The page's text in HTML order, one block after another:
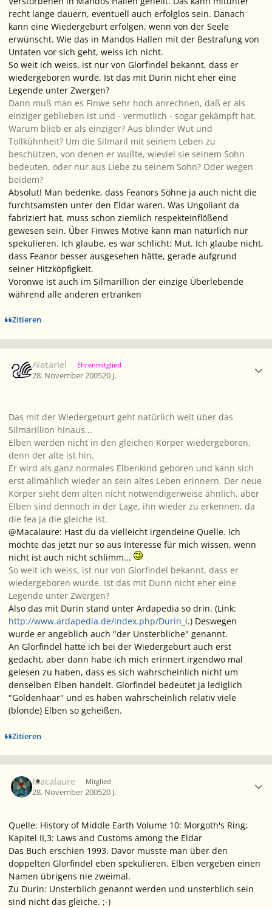
recht lange dauern, eventuell auch erfolglos sein. Danach
kann eine Wiedergeburt erfolgen, wenn von der Seele
erwünscht. Wie das in Mandos Hallen mit der Bestrafung von
Untaten vor sich geht, weiss ich nicht.
So weit ich weiss, ist nur von Glorfindel bekannt, dass er
wiedergeboren wurde. Ist das mit Durin nicht eher eine
Legende unter Zwergen?
Dann muß man es Finwe sehr hoch anrechnen, daß er als
einziger geblieben ist und - vermutlich - sogar gekämpft hat.
Warum blieb er als einziger? Aus blinder Wut und
Tollkühnheit? Um die Silmaril mit seinem Leben zu
beschützen, von denen er wußte, wieviel sie seinem Sohn
bedeuten, oder nur aus Liebe zu seinem Sohn? Oder wegen
beidem?
Absolut! Man bedenke, dass Feanors Söhne ja auch nicht die
furchtsamsten unter den Eldar waren. Was Ungoliant da
fabriziert hat, muss schon ziemlich respekteinflößend
gewesen sein. Über Finwes Motive kann man natürlich nur
spekulieren. Ich glaube, es war schlicht: Mut. Ich glaube nicht,
dass Feanor besser ausgesehen hätte, gerade aufgrund
seiner Hitzköpfigkeit.
Voronwe ist auch im Silmarillion der einzige Überlebende
während alle anderen ertranken
Zitieren
Alatariel Ehrenmitglied
28. November 200520 J.
Das mit der Wiedergeburt geht natürlich weit über das
Silmarillion hinaus...
Elben werden nicht in den gleichen Körper wiedergeboren,
denn der alte ist hin.
Er wird als ganz normales Elbenkind geboren und kann sich
erst allmählich wieder an sein altes Leben erinnern. Der neue
Körper sieht dem alten nicht notwendigerweise ähnlich, aber
Elben sind dennoch in der Lage, ihn wieder zu erkennen, da
die fea ja die gleiche ist.
@Macalaure: Hast du da vielleicht irgendeine Quelle. Ich
möchte das jetzt nur so aus Interesse für mich wissen, wenn
nicht ist auch nicht schlimm...
So weit ich weiss, ist nur von Glorfindel bekannt, dass er
wiedergeboren wurde. Ist das mit Durin nicht eher eine
Legende unter Zwergen?
Also das mit Durin stand unter Ardapedia so drin. (Link:
http://www.ardapedia.de/index.php/Durin_I.) Deswegen
wurde er angeblich auch "der Unsterbliche" genannt.
An Glorfindel hatte ich bei der Wiedergeburt auch erst
gedacht, aber dann habe ich mich erinnert irgendwo mal
gelesen zu haben, dass es sich wahrscheinlich nicht um
denselben Elben handelt. Glorfindel bedeutet ja lediglich
"Goldenhaar" und es haben wahrscheinlich relativ viele
(blonde) Elben so geheißen.
Zitieren
Macalaure Mitglied
28. November 200520 J.
Quelle: History of Middle Earth Volume 10: Morgoth's Ring;
Kapitel II,3: Laws and Customs among the Eldar
Das Buch erschien 1993. Davor musste man über den
doppelten Glorfindel eben spekulieren. Elben vergeben einen
Namen übrigens nie zweimal.
Zu Durin: Unsterblich genannt werden und unsterblich sein
sind nicht das gleiche. ;-)